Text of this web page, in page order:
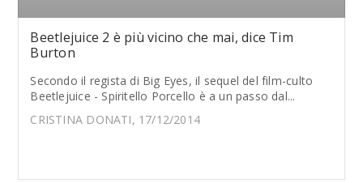
Beetlejuice 2 è più vicino che mai, dice Tim
Burton
Secondo il regista di Big Eyes, il sequel del film-culto
Beetlejuice - Spiritello Porcello è a un passo dal...
CRISTINA DONATI, 17/12/2014